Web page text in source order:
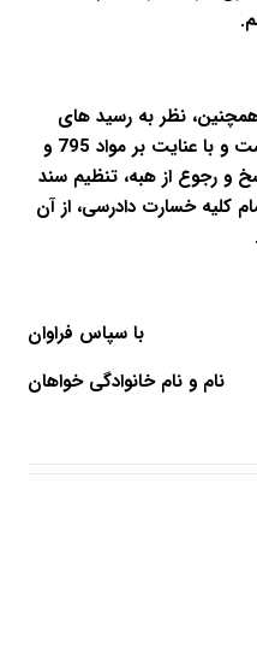
نظر به رسید های
بانکی ارائه شده به ضمیمه دادخواست و با عنایت بر مواد 795 و
و رجوع از هبه، تنظیم سند
کلیه خسارت دادرسی، از آن
با سپاس فراوان
نام و نام خانوادگی خواهان